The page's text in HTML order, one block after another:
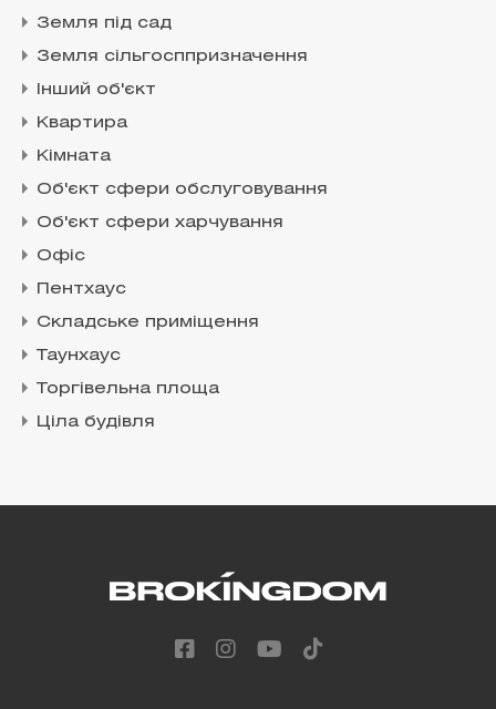
Земля під сад
Земля сільгосппризначення
Інший об'єкт
Квартира
Кімната
Об'єкт сфери обслуговування
Об'єкт сфери харчування
Офіс
Пентхаус
Складське приміщення
Таунхаус
Торгівельна площа
Ціла будівля